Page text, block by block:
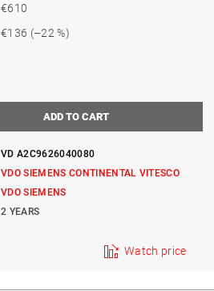
€610
€136 (–22 %)
VD A2C9626040080
VDO SIEMENS CONTINENTAL VITESCO
VDO SIEMENS
2 YEARS
Watch price